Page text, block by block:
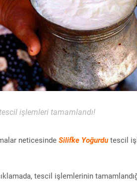
işlemleri tamamlandı!
neticesinde Silifke Yoğurdu tescil
tescil işlemlerinin